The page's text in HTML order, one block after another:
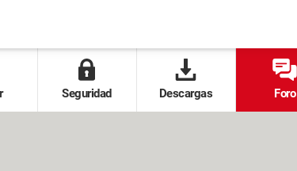
Seguridad Descargas Foro